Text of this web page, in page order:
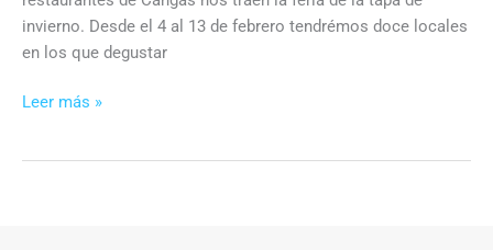
invierno. Desde el 4 al 13 de febrero tendrémos doce locales
en los que degustar
Feria
Leer más »